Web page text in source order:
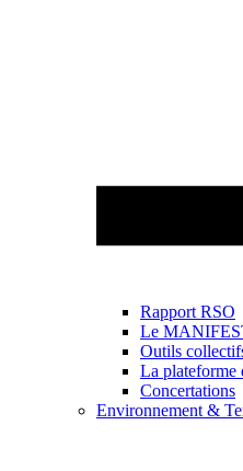
Rapport RSO
Le
Outils
La plateforme
Concertations
Environnement &